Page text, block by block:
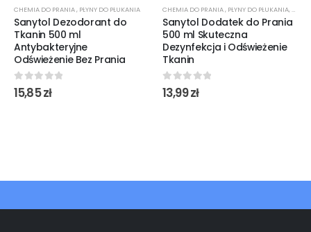
CHEMIA DO PRANIA, PŁYNY DO PŁUKANIA
Sanytol Dezodorant do
Tkanin 500 ml
Antybakteryjne
Odświeżenie Bez Prania
0out of 5
15,85zł
CHEMIA DO PRANIA, PŁYNY DO PŁUKANIA,
Sanytol Dodatek do Prania
500 ml Skuteczna
Dezynfekcja i Odświeżenie
Tkanin
0out of 5
13,99zł